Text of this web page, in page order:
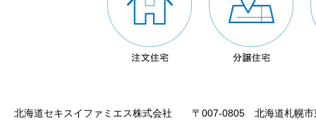
北海道セキスイファミエス株式会社 〒007-0805 北海道札幌